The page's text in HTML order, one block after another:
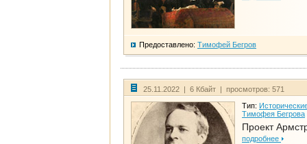
Предоставлено: Тимофей Бегров
25.11.2022 | 6 Кбайт | просмотров: 571
Тип:
Тимофея Бегрова
Проект
подробнее